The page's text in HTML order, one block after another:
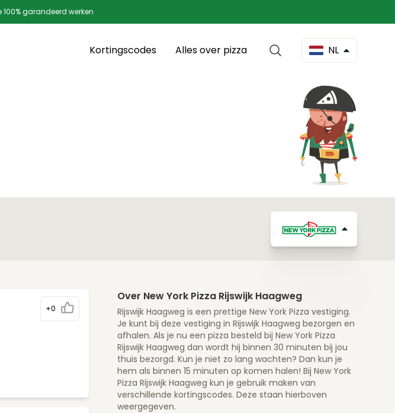
garandeerd werken
Kortingscodes Alles over pizza NL
+0
Over New York Pizza Rijswijk Haagweg
Rijswijk Haagweg is een prettige New York Pizza vestiging.
Je kunt bij deze vestiging in Rijswijk Haagweg bezorgen en
afhalen. Als je nu een pizza besteld bij New York Pizza
Rijswijk Haagweg dan wordt hij binnen 30 minuten bij jou
thuis bezorgd. Kun je niet zo lang wachten? Dan kun je
hem als binnen 15 minuten op komen halen! Bij New York
Pizza Rijswijk Haagweg kun je gebruik maken van
verschillende kortingscodes. Deze staan hierboven
weergegeven.